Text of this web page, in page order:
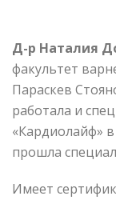
Д-р Наталия
факультет
Параскев
работала и
«Кардиолайф»
прошла
Имеет